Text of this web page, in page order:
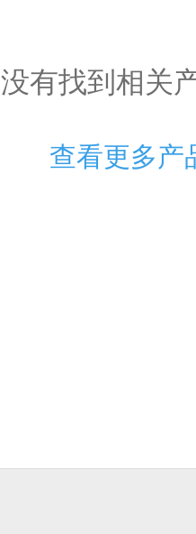
没有找到相关
查看更多产